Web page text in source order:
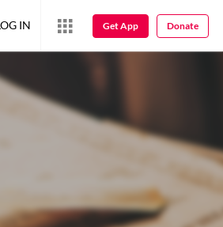
IN Get App Donate